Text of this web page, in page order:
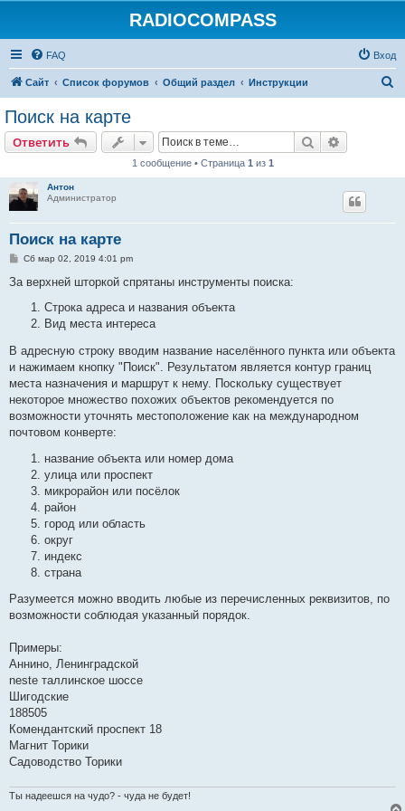
RADIOCOMPASS
FAQ Вход
Сайт Список форумов Общий раздел Инструкции
Поиск на карте
Ответить Поиск
1 сообщение • Страница 1 из 1
Антон
Администратор
Поиск на карте
С
о
Сб мар 02, 2019 4:01 pm
За верхней шторкой спрятаны инструменты поиска:
Строка адреса и названия объекта
Вид места интереса
В адресную строку вводим название населённого пункта или объекта
и нажимаем кнопку "Поиск". Результатом является контур границ
места назначения и маршрут к нему. Поскольку существует
некоторое множество похожих объектов рекомендуется по
возможности уточнять местоположение как на международном
почтовом конверте:
название объекта или номер дома
улица или проспект
микрорайон или посёлок
район
город или область
округ
индекс
страна
Разумеется можно вводить любые из перечисленных реквизитов, по
возможности соблюдая указанный порядок.
Примеры:
Аннино, Ленинградской
neste таллинское шоссе
Шигодские
188505
Комендантский проспект 18
Магнит Торики
Садоводство Торики
Ты надеешся на чудо? - чуда не будет!